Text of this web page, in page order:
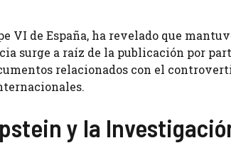
VI de España, ha revelado que
surge a raíz de la publicación por
relacionados con el
y la